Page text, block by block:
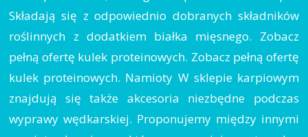
Składają się z odpowiednio dobranych składników
roślinnych z dodatkiem białka mięsnego. Zobacz
pełną ofertę kulek proteinowych. Zobacz pełną ofertę
kulek proteinowych. Namioty W sklepie karpiowym
znajdują się także akcesoria niezbędne podczas
wyprawy wędkarskiej. Proponujemy między innymi